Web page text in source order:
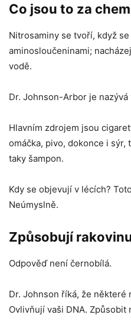
Co jsou to za
Nitrosaminy se tvoří, když
aminosloučeninami;
vodě.
Dr. Johnson-Arbor je
Hlavním zdrojem jsou
omáčka, pivo, dokonce i sýr,
taky šampon.
Kdy se objevují v lécích?
Neúmyslně.
Způsobují
Odpověď není černobílá.
Dr. Johnson říká, že některé
Ovlivňují vaši DNA. Způsobit